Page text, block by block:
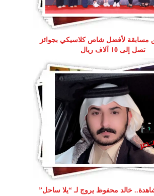
مسابقة لأفضل شاص كلاسيكي بجوائز
تصل إلى 10 آلاف ريال
مشاهدة.. خالد محفوظ يروج لـ “يلا ساحل”